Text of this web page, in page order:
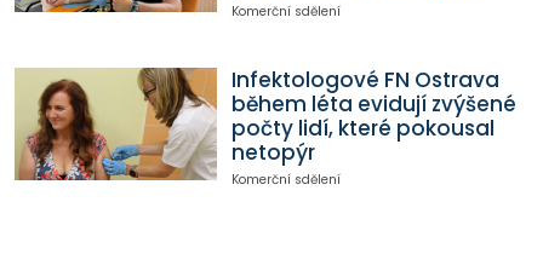
Komerční sdělení
Infektologové FN Ostrava
během léta evidují zvýšené
počty lidí, které pokousal
netopýr
Komerční sdělení